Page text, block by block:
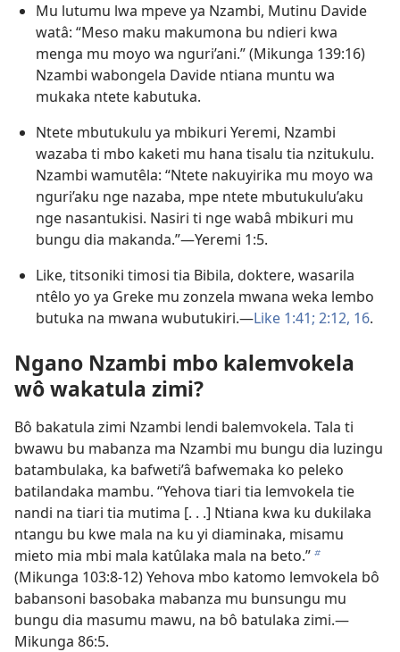
Mu lutumu lwa mpeve ya Nzambi, Mutinu Davide
watâ: “Meso maku makumona bu ndieri kwa
menga mu moyo wa nguri’ani.” (Mikunga 139:16)
Nzambi wabongela Davide ntiana muntu wa
mukaka ntete kabutuka.
Ntete mbutukulu ya mbikuri Yeremi, Nzambi
wazaba ti mbo kaketi mu hana tisalu tia nzitukulu.
Nzambi wamutêla: “Ntete nakuyirika mu moyo wa
nguri’aku nge nazaba, mpe ntete mbutukulu’aku
nge nasantukisi. Nasiri ti nge wabâ mbikuri mu
bungu dia makanda.”​—Yeremi 1:5.
Like, titsoniki timosi tia Bibila, doktere, wasarila
ntêlo yo ya Greke mu zonzela mwana weka lembo
butuka na mwana wubutukiri.​—Like 1:41; 2:12, 16.
Ngano Nzambi mbo kalemvokela
wô wakatula zimi?
Bô bakatula zimi Nzambi lendi balemvokela. Tala ti
bwawu bu mabanza ma Nzambi mu bungu dia luzingu
batambulaka, ka bafweti’â bafwemaka ko peleko
batilandaka mambu. “Yehova tiari tia lemvokela tie
nandi na tiari tia mutima [. . .] Ntiana kwa ku dukilaka
ntangu bu kwe mala na ku yi diaminaka, misamu
mieto mia mbi mala katûlaka mala na beto.”b
(Mikunga 103:8-12) Yehova mbo katomo lemvokela bô
babansoni basobaka mabanza mu bunsungu mu
bungu dia masumu mawu, na bô batulaka zimi.​—
Mikunga 86:5.